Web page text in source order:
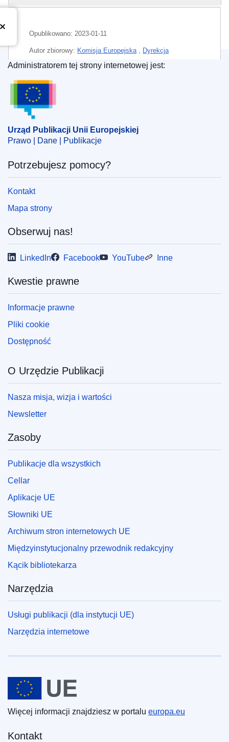
Opublikowano: 2023-01-11
Autor zbiorowy: Komisja Europejska , Dyrekcja
Generalna ds. Rynku Wewnętrznego, Przemysłu,
Temat:
chemiczny
CELEX : 52023XC0111(01)
IMMC : C(2023)3/2294489
Urząd Publikacji Unii Europejskiej
Administratorem tej strony internetowej jest:
Urząd Publikacji Unii Europejskiej
Prawo | Dane | Publikacje
Potrzebujesz pomocy?
Kontakt
Mapa strony
Obserwuj nas!
LinkedIn Facebook YouTube Inne
Kwestie prawne
Informacje prawne
Pliki cookie
Dostępność
O Urzędzie Publikacji
Nasza misja, wizja i wartości
Newsletter
Zasoby
Publikacje dla wszystkich
Cellar
Aplikacje UE
Słowniki UE
Archiwum stron internetowych UE
Międzyinstytucjonalny przewodnik redakcyjny
Kącik bibliotekarza
Narzędzia
Usługi publikacji (dla instytucji UE)
Narzędzia internetowe
Unia Europejska
Więcej informacji znajdziesz w portalu europa.eu
Kontakt